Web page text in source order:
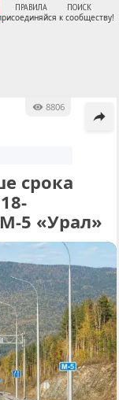
ПРАВИЛА ПОИСК
к сообществу!
8806
срока
5 «Урал»